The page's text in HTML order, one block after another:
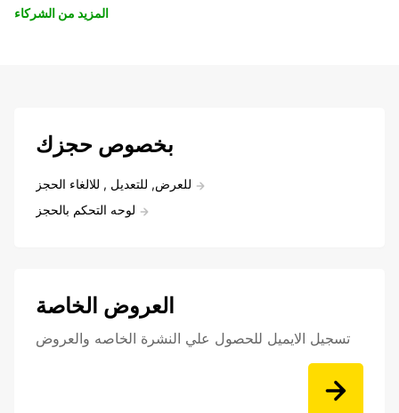
المزيد من الشركاء
بخصوص حجزك
للعرض, للتعديل , للالغاء الحجز
لوحه التحكم بالحجز
العروض الخاصة
تسجيل الايميل للحصول علي النشرة الخاصه والعروض